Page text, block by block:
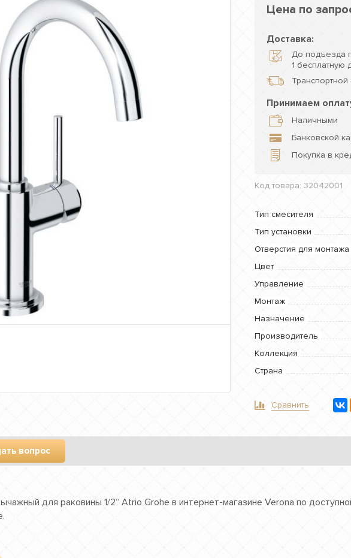
Цена по
Доставка:
До подъезда
1 бесплатную
Принимаем
Наличными
Банковской
Покупка в
Код товара: 32042001
Тип смесителя
Тип установки
Отверстия для монтажа
Цвет
Управление
Монтаж
Назначение
Производитель
Коллекция
Страна
Сравнить
вопрос
для раковины 1/2“ Atrio Grohe в интернет-магазине Verona по